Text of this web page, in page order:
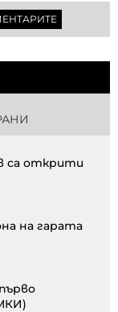
са открити
на гарата